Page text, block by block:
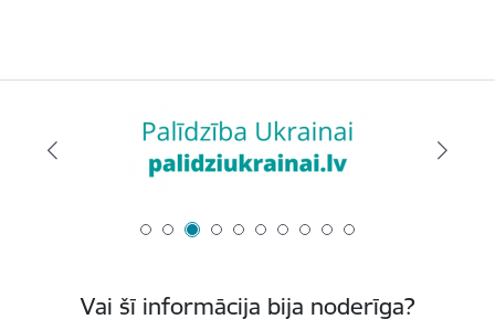
Vai šī informācija bija noderīga?